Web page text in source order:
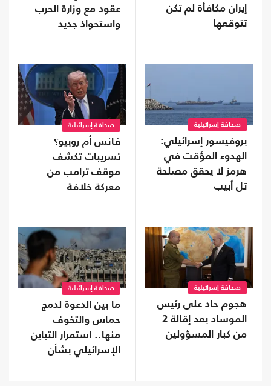
إيران مكافأة لم تكن
تتوقعها
عقود مع وزارة الحرب
واستحواذ جديد
صحافة إسرائيلية
بروفيسور إسرائيلي:
الهدوء المؤقت في
هرمز لا يحقق مصلحة
تل أبيب
صحافة إسرائيلية
فانس أم روبيو؟
تسريبات تكشف
موقف ترامب من
معركة خلافة
صحافة إسرائيلية
هجوم حاد على رئيس
الموساد بعد إقالة 2
من كبار المسؤولين
صحافة إسرائيلية
ما بين الدعوة لدمج
حماس والتخوف
منها.. استمرار التباين
الإسرائيلي بشأن